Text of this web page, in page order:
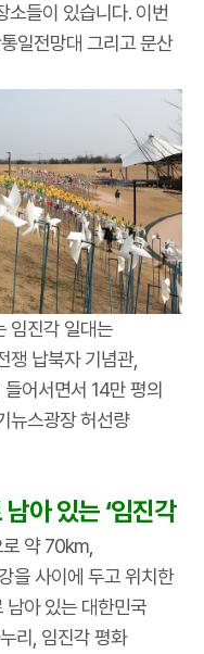
소들이 있습니다. 이번
일전망대 그리고 문산
임진각 일대는
쟁 납북자 기념관,
어서면서 14만 평의
뉴스광장 허선량
아 있는 ‘임진각
약 70km,
을 사이에 두고 위치한
남아 있는 대한민국
리, 임진각 평화